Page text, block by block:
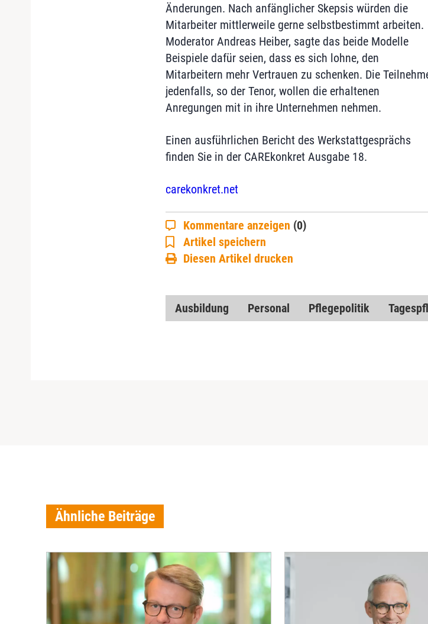
Änderungen. Nach anfänglicher Skepsis würden die
Mitarbeiter mittlerweile gerne selbstbestimmt arbeiten.
Moderator Andreas Heiber, sagte das beide Modelle
Beispiele dafür seien, dass es sich lohne, den
Mitarbeitern mehr Vertrauen zu schenken. Die
jedenfalls, so der Tenor, wollen die erhaltenen
Anregungen mit in ihre Unternehmen nehmen.
Einen ausführlichen Bericht des Werkstattgesprächs
finden Sie in der CAREkonkret Ausgabe 18.
carekonkret.net
Kommentare anzeigen (0)
Artikel speichern
Diesen Artikel drucken
Ausbildung Personal Pflegepolitik
Ähnliche Beiträge